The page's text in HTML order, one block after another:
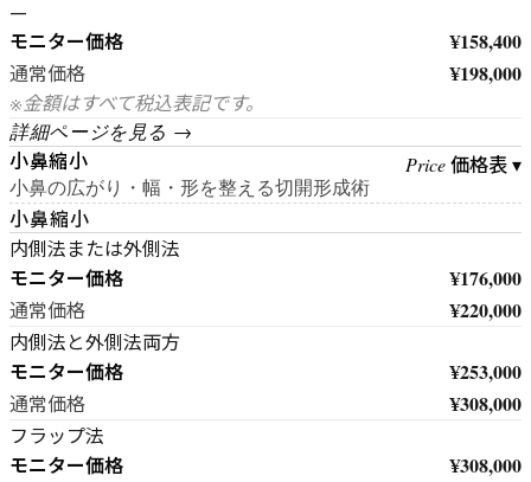
—
モニター価格 ¥158,400
通常価格 ¥198,000
※金額はすべて税込表記です。
詳細ページを見る →
小鼻縮小
小鼻の広がり・幅・形を整える切開形成術
Price価格表 ▾
小鼻縮小
内側法または外側法
モニター価格 ¥176,000
通常価格 ¥220,000
内側法と外側法両方
モニター価格 ¥253,000
通常価格 ¥308,000
フラップ法
モニター価格 ¥308,000